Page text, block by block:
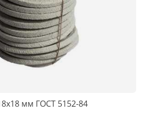
мм ГОСТ 5152-84